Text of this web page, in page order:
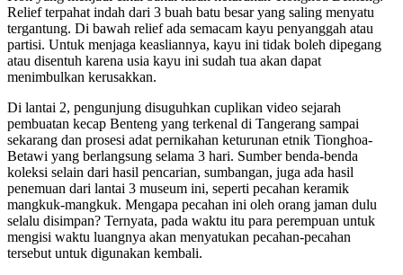
Relief terpahat indah dari 3 buah batu besar yang saling menyatu
tergantung. Di bawah relief ada semacam kayu penyanggah atau
partisi. Untuk menjaga keasliannya, kayu ini tidak boleh dipegang
atau disentuh karena usia kayu ini sudah tua akan dapat
menimbulkan kerusakkan.
Di lantai 2, pengunjung disuguhkan cuplikan video sejarah
pembuatan kecap Benteng yang terkenal di Tangerang sampai
sekarang dan prosesi adat pernikahan keturunan etnik Tionghoa-
Betawi yang berlangsung selama 3 hari. Sumber benda-benda
koleksi selain dari hasil pencarian, sumbangan, juga ada hasil
penemuan dari lantai 3 museum ini, seperti pecahan keramik
mangkuk-mangkuk. Mengapa pecahan ini oleh orang jaman dulu
selalu disimpan? Ternyata, pada waktu itu para perempuan untuk
mengisi waktu luangnya akan menyatukan pecahan-pecahan
tersebut untuk digunakan kembali.